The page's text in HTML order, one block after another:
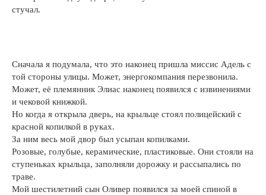
стучал.
Сначала я подумала, что это наконец пришла миссис Адель с
той стороны улицы. Может, энергокомпания перезвонила.
Может, её племянник Элиас наконец появился с извинениями
и чековой книжкой.
Но когда я открыла дверь, на крыльце стоял полицейский с
красной копилкой в руках.
За ним весь мой двор был усыпан копилками.
Розовые, голубые, керамические, пластиковые. Они стояли на
ступеньках крыльца, заполняли дорожку и рассыпались по
траве.
Мой шестилетний сын Оливер появился за моей спиной в